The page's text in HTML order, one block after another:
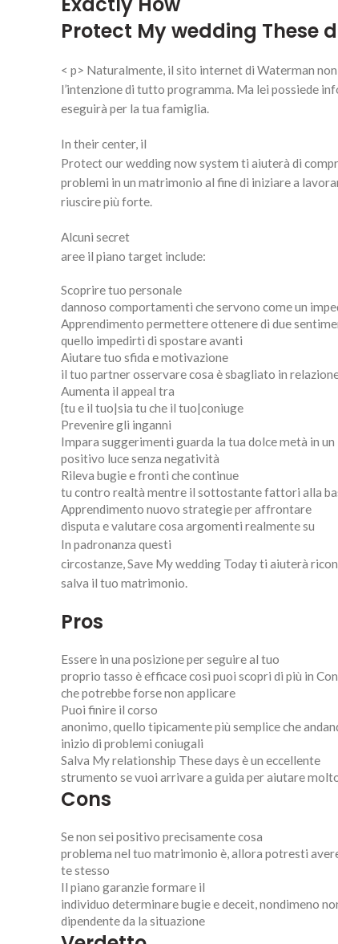
Protect My wedding These
< p> Naturalmente, il sito internet di Waterman
l’intenzione di tutto programma. Ma lei possiede
eseguirà per la tua famiglia.
In their center, il
Protect our wedding now system ti aiuterà di
problemi in un matrimonio al fine di iniziare a
riuscire più forte.
Alcuni secret
aree il piano target include:
Scoprire tuo personale
dannoso comportamenti che servono come un
Apprendimento permettere ottenere di due
quello impedirti di spostare avanti
Aiutare tuo sfida e motivazione
il tuo partner osservare cosa è sbagliato in
Aumenta il appeal tra
{tu e il tuo|sia tu che il tuo|coniuge
Prevenire gli inganni
Impara suggerimenti guarda la tua dolce metà in un
positivo luce senza negatività
Rileva bugie e fronti che continue
tu contro realtà mentre il sottostante fattori alla
Apprendimento nuovo strategie per affrontare
disputa e valutare cosa argomenti realmente su
In padronanza questi
circostanze, Save My wedding Today ti aiuterà
salva il tuo matrimonio.
Pros
Essere in una posizione per seguire al tuo
proprio tasso è efficace così puoi scopri di più in
che potrebbe forse non applicare
Puoi finire il corso
anonimo, quello tipicamente più semplice che
inizio di problemi coniugali
Salva My relationship These days è un eccellente
strumento se vuoi arrivare a guida per aiutare
Cons
Se non sei positivo precisamente cosa
problema nel tuo matrimonio è, allora potresti
te stesso
Il piano garanzie formare il
individuo determinare bugie e deceit, nondimeno
dipendente da la situazione